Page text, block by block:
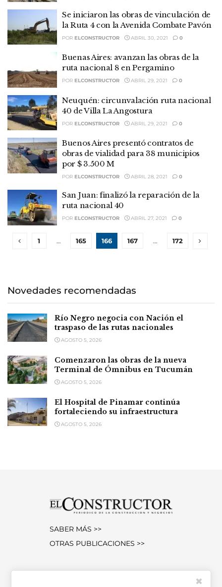
Se iniciaron las obras de vinculación de
la Ruta 4 con la Avenida Combate Pavón
POR ELCONSTRUCTOR ABRIL 30, 2021 0
Buenas Aires: avanzan las obras de la
ruta nacional 8 en Pergamino
POR ELCONSTRUCTOR ABRIL 29, 2021 0
Neuquén: circunvalación ruta nacional
40 de Villa La Angostura
POR ELCONSTRUCTOR ABRIL 29, 2021 0
Buenos Aires presentó contratos de
obras de vialidad para 38 municipios
por $ 3.500 M
POR ELCONSTRUCTOR ABRIL 28, 2021 0
San Juan: finalizó la reparación de la
ruta nacional 40
POR ELCONSTRUCTOR ABRIL 27, 2021 0
1 … 165 166 167 … 172
Novedades recomendadas
Río Negro negocia con Nación el
traspaso de las rutas nacionales
AGOSTO 5, 2026
Comenzaron las obras de la nueva
Terminal de Ómnibus en Tucumán
AGOSTO 5, 2026
El Hospital de Pinamar continúa
fortaleciendo su infraestructura
AGOSTO 5, 2026
SABER MÁS >>
OTRAS PUBLICACIONES >>
✖